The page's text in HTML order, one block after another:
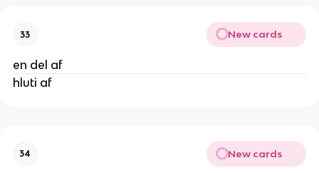
33 New cards
en del af
hluti af
34 New cards